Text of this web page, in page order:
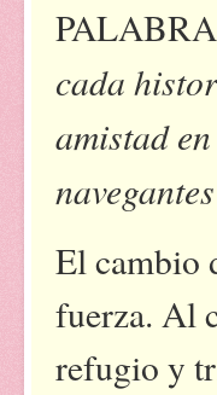
cada
amistad
El cambio
fuerza. Al
refugio y